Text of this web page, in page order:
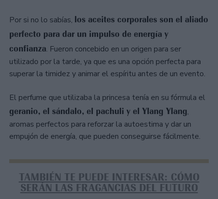
Por si no lo sabías, los aceites corporales son el aliado
perfecto para dar un impulso de energía y
confianza. Fueron concebido en un origen para ser
utilizado por la tarde, ya que es una opción perfecta para
superar la timidez y animar el espíritu antes de un evento.
El perfume que utilizaba la princesa tenía en su fórmula el
geranio, el sándalo, el pachuli y el Ylang Ylang,
aromas perfectos para reforzar la autoestima y dar un
empujón de energía, que pueden conseguirse fácilmente.
TAMBIÉN TE PUEDE INTERESAR: CÓMO
SERÁN LAS FRAGANCIAS DEL FUTURO